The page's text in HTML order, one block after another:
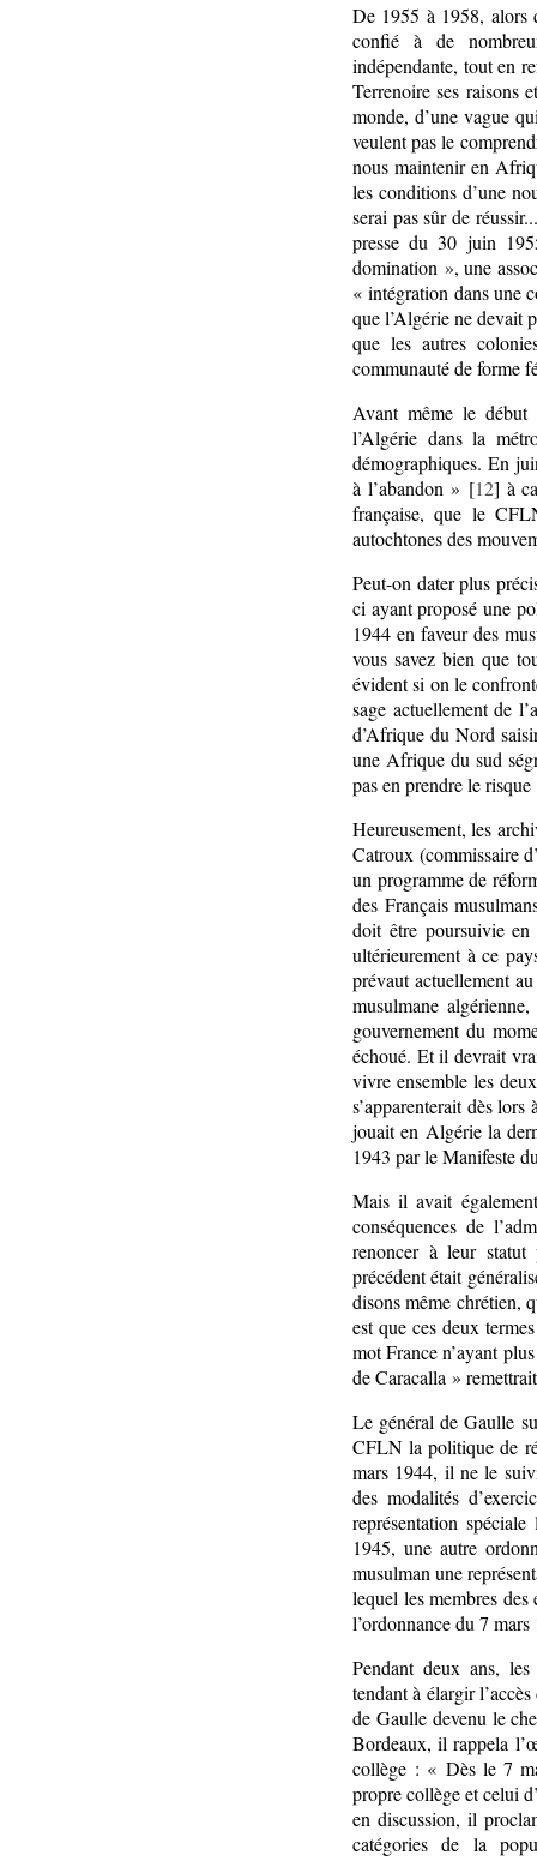
De 1955 à 1958, alors
confié à de
indépendante, tout en
Terrenoire ses raisons
monde, d’une vague
veulent pas le
nous maintenir en
les conditions d’une
serai pas sûr de
presse du 30 juin
domination », une
« intégration dans une
que l’Algérie ne devait
que les autres
communauté de forme
Avant même le début
l’Algérie dans la
démographiques. En
à l’abandon » [12] à
française, que le
autochtones des
Peut-on dater plus
ci ayant proposé une
1944 en faveur des
vous savez bien que
évident si on le
sage actuellement de
d’Afrique du Nord
une Afrique du sud
pas en prendre le
Heureusement, les
Catroux (commissaire
un programme de
des Français
doit être poursuivie
ultérieurement à ce
prévaut actuellement
musulmane
gouvernement du
échoué. Et il devrait
vivre ensemble les
s’apparenterait dès
jouait en Algérie la
1943 par le Manifeste
Mais il avait
conséquences de
renoncer à leur
précédent était
disons même chrétien,
est que ces deux
mot France n’ayant
de Caracalla »
Le général de Gaulle
CFLN la politique de
mars 1944, il ne le
des modalités
représentation
1945, une autre
musulman une
lequel les membres
l’ordonnance du 7
Pendant deux ans,
tendant à élargir
de Gaulle devenu le
Bordeaux, il rappela
collège : « Dès le 7
propre collège et celui
en discussion, il
catégories de la